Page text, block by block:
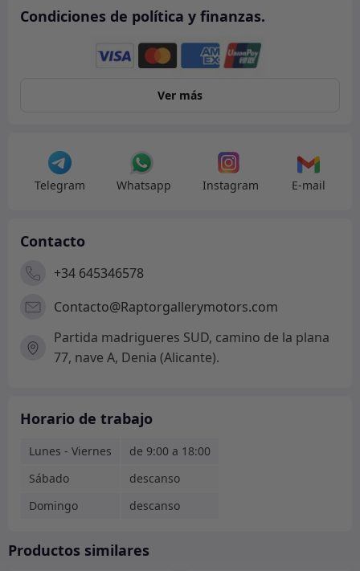
Condiciones de política y finanzas.
Ver más
Telegram Whatsapp Instagram E-mail
Contacto
+34 645346578
Contacto@Raptorgallerymotors.com
Partida madrigueres SUD, camino de la plana
77, nave A, Denia (Alicante).
Horario de trabajo
Lunes - Viernes
de 9:00 a 18:00
Sábado
descanso
Domingo
descanso
Productos similares